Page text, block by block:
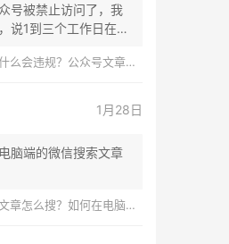
号被禁止访问了，我
说1到三个工作日在微
规？公众号文章怎么检测是否违规？
1月28日
脑端的微信搜索文章
搜？如何在电脑上搜索公众号文章？